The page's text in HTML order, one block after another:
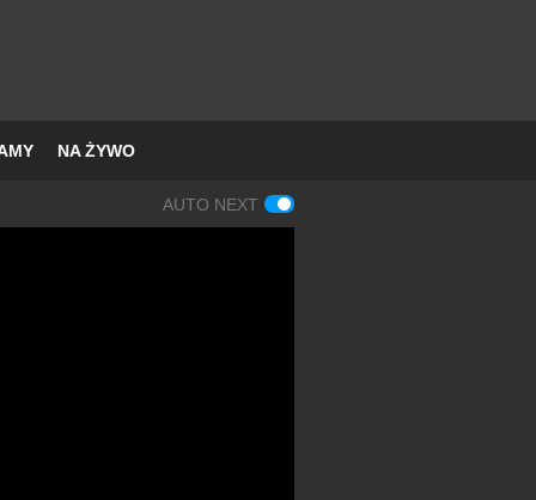
NA ŻYWO
AUTO NEXT